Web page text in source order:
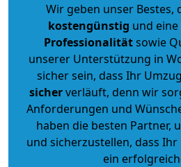
Wir geben unser Bestes,
kostengünstig und eine
Professionalitätsowie
unserer Unterstützung in
sicher sein, dass Ihr Umzug
sicherverläuft, denn wir
Anforderungen und
haben die besten Partner,
und sicherzustellen, dass
ein